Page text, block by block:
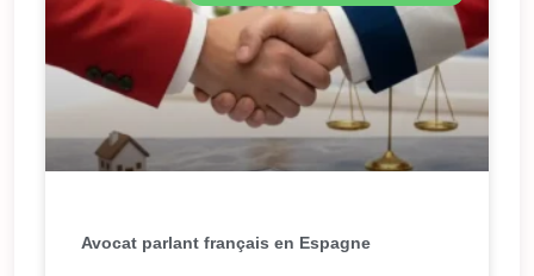
Avocat parlant français en Espagne